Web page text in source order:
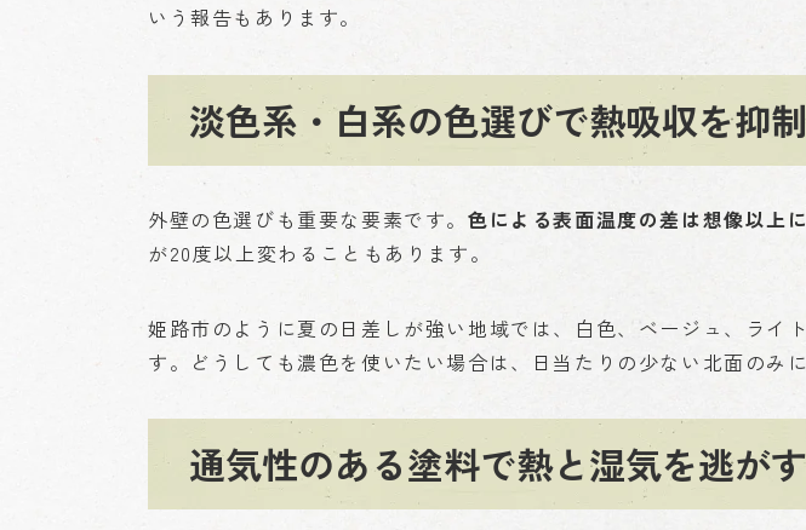
いう報告もあります。
淡色系・白系の色選びで熱吸収を抑制
外壁の色選びも重要な要素です。 色による表面温度の差は想像以上
が20度以上変わることもあります。
姫路市のように夏の日差しが強い地域では、白色、ベージュ、ライ
す。どうしても濃色を使いたい場合は、日当たりの少ない北面のみ
通気性のある塗料で熱と湿気を逃がす